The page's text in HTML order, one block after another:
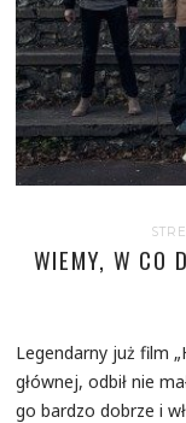
WIEMY, W CO
Legendarny już film
głównej, odbił nie
go bardzo dobrze i